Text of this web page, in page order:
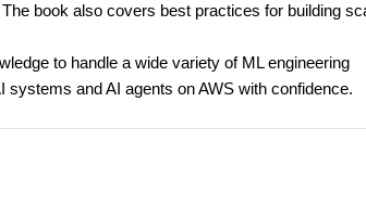
book also covers best practices for building
to handle a wide variety of ML engineering
and AI agents on AWS with confidence.